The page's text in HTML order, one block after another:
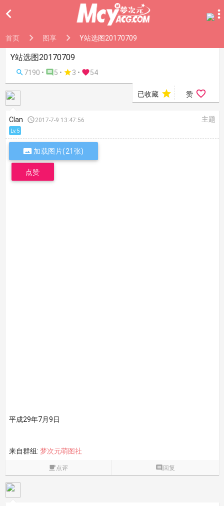

首页 图享 Y站选图20170709
Y站选图20170709
 7190 •  5 • 3 • 54
已收藏  赞 
Clan 2017-7-9 13:47:56 主题
Lv.5
加载图片(21张)
点赞
平成29年7月9日
来自群组: 梦次元萌图社
点评  回复